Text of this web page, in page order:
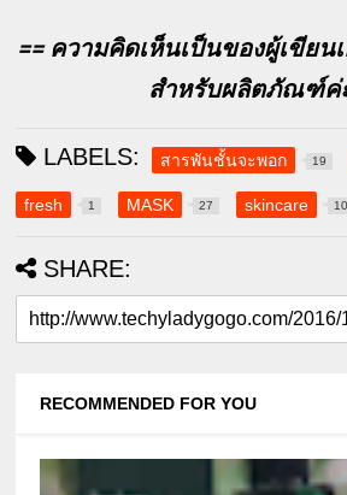
== ความคิดเห็นเป็นของผู้เขีย
สำหรับผลิตภัณฑ์ค่
LABELS: สารพันชั้นจะพอก 19
fresh 1 MASK 27 skincare
SHARE:
RECOMMENDED FOR YOU